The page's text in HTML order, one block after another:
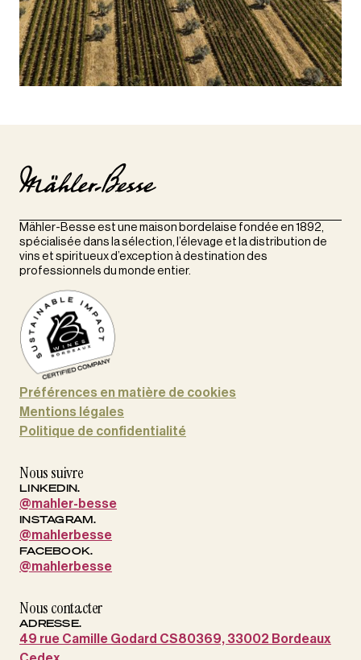
Mähler-Besse est une maison bordelaise fondée en 1892,
spécialisée dans la sélection, l’élevage et la distribution de
vins et spiritueux d’exception à destination des
professionnels du monde entier.
Préférences en matière de cookies
Mentions légales
Politique de confidentialité
Nous suivre
LINKEDIN.
@mahler-besse
INSTAGRAM.
@mahlerbesse
FACEBOOK.
@mahlerbesse
Nous contacter
ADRESSE.
49 rue Camille Godard CS80369, 33002 Bordeaux